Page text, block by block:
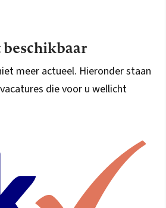
meer actueel. Hieronder staan
die voor u wellicht